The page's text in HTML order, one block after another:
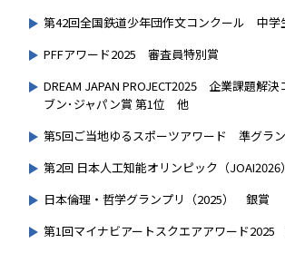
第42回全国鉄道少年団作文コンクール 中学
PFFアワード2025 審査員特別賞
DREAM JAPAN PROJECT2025 企業課題解
ブン･ジャパン賞 第1位 他
第5回ご当地ゆるスポーツアワード 準グラ
第2回 日本人工知能オリンピック（
日本倫理・哲学グランプリ（2025） 銀賞
第1回マイナビアートスクエアアワード